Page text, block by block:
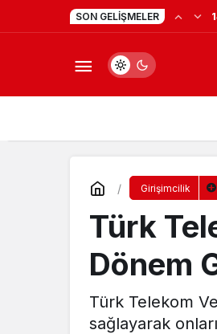
SON GELIŞMELER
Girişimcilik
Türk
Dönem
Türk Telekom
sağlayarak